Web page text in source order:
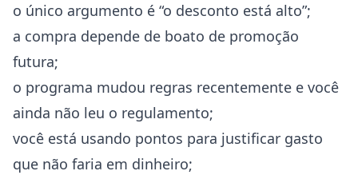
o único argumento é “o desconto está alto”;
a compra depende de boato de promoção
futura;
o programa mudou regras recentemente e você
ainda não leu o regulamento;
você está usando pontos para justificar gasto
que não faria em dinheiro;